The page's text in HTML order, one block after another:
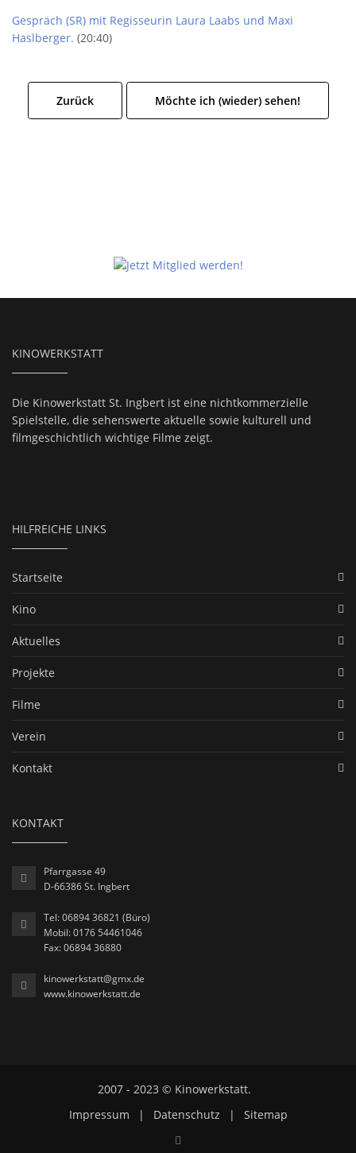
Gespräch (SR) mit Regisseurin Laura Laabs und Maxi
Haslberger. (20:40)
Zurück Möchte ich (wieder) sehen!
KINOWERKSTATT
Die Kinowerkstatt St. Ingbert ist eine nichtkommerzielle
Spielstelle, die sehenswerte aktuelle sowie kulturell und
filmgeschichtlich wichtige Filme zeigt.
HILFREICHE LINKS
Startseite
Kino
Aktuelles
Projekte
Filme
Verein
Kontakt
KONTAKT
Pfarrgasse 49
D-66386 St. Ingbert
Tel: 06894 36821 (Büro)
Mobil: 0176 54461046
Fax: 06894 36880
kinowerkstatt@gmx.de
www.kinowerkstatt.de
2007 - 2023 © Kinowerkstatt.
Impressum
| Datenschutz | Sitemap